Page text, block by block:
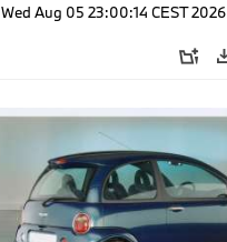
Wed Aug 05 23:00:14 CEST 2026